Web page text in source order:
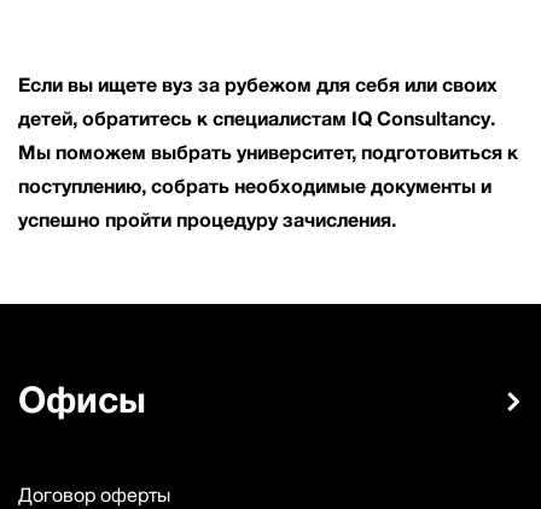
Если вы ищете вуз за рубежом для себя или своих
детей, обратитесь к специалистам IQ Consultancy.
Мы поможем выбрать университет, подготовиться к
поступлению, собрать необходимые документы и
успешно пройти процедуру зачисления.
Офисы
Договор оферты